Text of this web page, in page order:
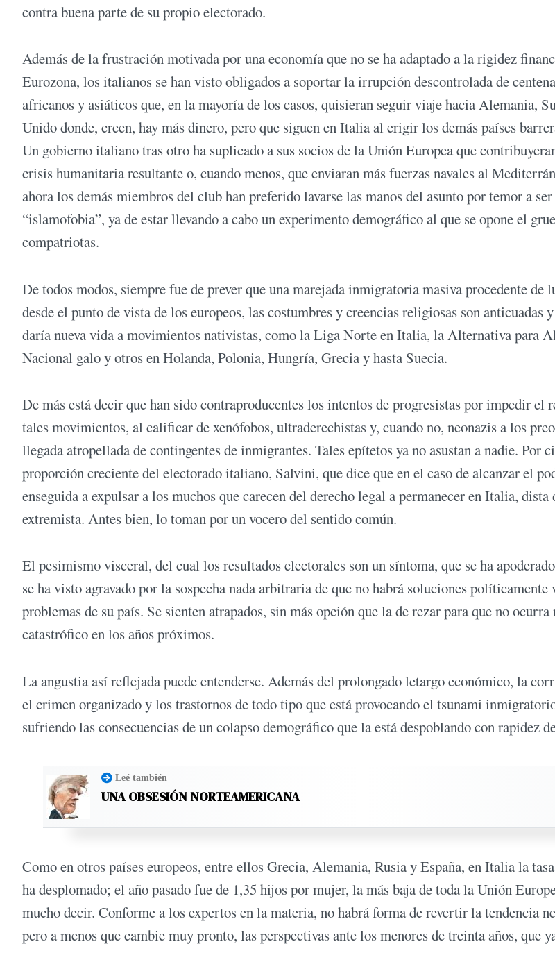
contra buena parte de su propio electorado.
Además de la frustración motivada por una economía que no se ha adaptado a la rigidez
Eurozona, los italianos se han visto obligados a soportar la irrupción descontrolada de
africanos y asiáticos que, en la mayoría de los casos, quisieran seguir viaje hacia Alemania,
Unido donde, creen, hay más dinero, pero que siguen en Italia al erigir los demás países
Un gobierno italiano tras otro ha suplicado a sus socios de la Unión Europea que
crisis humanitaria resultante o, cuando menos, que enviaran más fuerzas navales al
ahora los demás miembros del club han preferido lavarse las manos del asunto por temor a ser
“islamofobia”, ya de estar llevando a cabo un experimento demográfico al que se opone el
compatriotas.
De todos modos, siempre fue de prever que una marejada inmigratoria masiva procedente de
desde el punto de vista de los europeos, las costumbres y creencias religiosas son anticuadas
daría nueva vida a movimientos nativistas, como la Liga Norte en Italia, la Alternativa para
Nacional galo y otros en Holanda, Polonia, Hungría, Grecia y hasta Suecia.
De más está decir que han sido contraproducentes los intentos de progresistas por impedir el
tales movimientos, al calificar de xenófobos, ultraderechistas y, cuando no, neonazis a los
llegada atropellada de contingentes de inmigrantes. Tales epítetos ya no asustan a nadie. Por
proporción creciente del electorado italiano, Salvini, que dice que en el caso de alcanzar el
enseguida a expulsar a los muchos que carecen del derecho legal a permanecer en Italia, dista
extremista. Antes bien, lo toman por un vocero del sentido común.
El pesimismo visceral, del cual los resultados electorales son un síntoma, que se ha
se ha visto agravado por la sospecha nada arbitraria de que no habrá soluciones políticamente
problemas de su país. Se sienten atrapados, sin más opción que la de rezar para que no ocurra
catastrófico en los años próximos.
La angustia así reflejada puede entenderse. Además del prolongado letargo económico, la
el crimen organizado y los trastornos de todo tipo que está provocando el tsunami
sufriendo las consecuencias de un colapso demográfico que la está despoblando con rapidez
Leé también
UNA OBSESIÓN NORTEAMERICANA
Como en otros países europeos, entre ellos Grecia, Alemania, Rusia y España, en Italia la
ha desplomado; el año pasado fue de 1,35 hijos por mujer, la más baja de toda la Unión
mucho decir. Conforme a los expertos en la materia, no habrá forma de revertir la tendencia
pero a menos que cambie muy pronto, las perspectivas ante los menores de treinta años, que